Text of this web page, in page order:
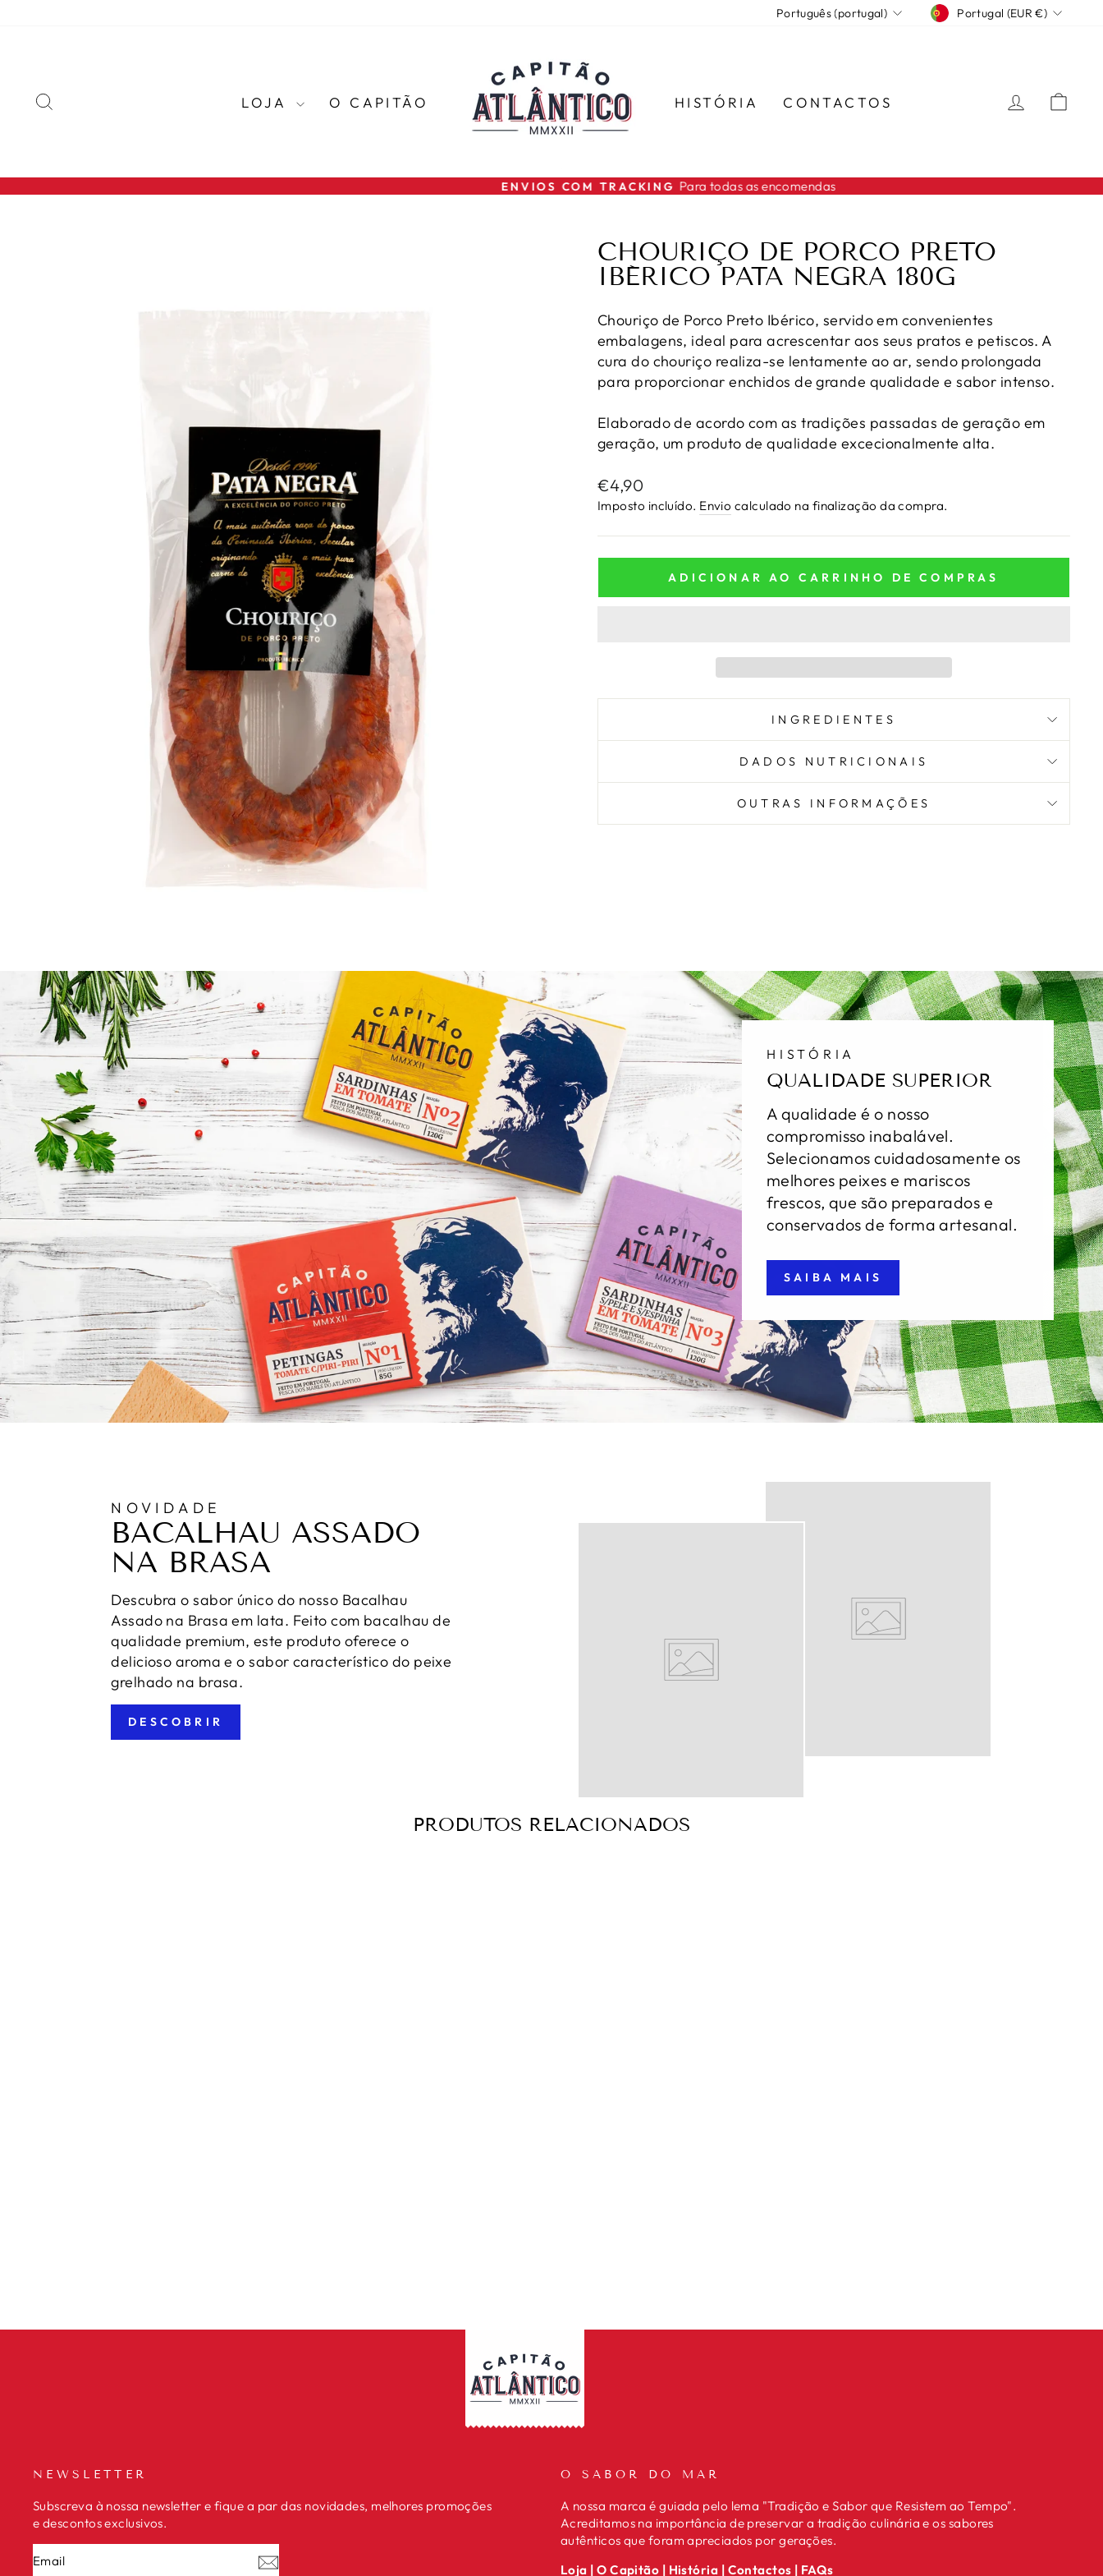
IDIOMA
Português (portugal) MOEDA
Portugal (EUR €)
LOJA O CAPITÃO HISTÓRIA CONTACTOS INICIAR
ENVIOS COM TRACKING Para todas as encomendas
CHOURIÇO DE PORCO PRETO
IBÉRICO PATA NEGRA 180G
Chouriço de Porco Preto Ibérico, servido em convenientes
embalagens, ideal para acrescentar aos seus pratos e petiscos. A
cura do chouriço realiza-se lentamente ao ar, sendo prolongada
para proporcionar enchidos de grande qualidade e sabor intenso.
Elaborado de acordo com as tradições passadas de geração em
geração, um produto de qualidade excecionalmente alta.
Preço
normal
€4,90
Imposto incluído. Envio calculado na finalização da compra.
ADICIONAR AO CARRINHO DE COMPRAS
INGREDIENTES
DADOS NUTRICIONAIS
OUTRAS INFORMAÇÕES
HISTÓRIA
QUALIDADE SUPERIOR
A qualidade é o nosso
compromisso inabalável.
Selecionamos cuidadosamente os
melhores peixes e mariscos
frescos, que são preparados e
conservados de forma artesanal.
SAIBA MAIS
NOVIDADE
BACALHAU ASSADO
NA BRASA
Descubra o sabor único do nosso Bacalhau
Assado na Brasa em lata. Feito com bacalhau de
qualidade premium, este produto oferece o
delicioso aroma e o sabor característico do peixe
grelhado na brasa.
DESCOBRIR
PRODUTOS RELACIONADOS
NEWSLETTER
Subscreva à nossa newsletter e fique a par das novidades, melhores promoções
e descontos exclusivos.
O SABOR DO MAR
A nossa marca é guiada pelo lema "Tradição e Sabor que Resistem ao Tempo".
Acreditamos na importância de preservar a tradição culinária e os sabores
autênticos que foram apreciados por gerações.
Loja |O Capitão | História | Contactos | FAQs